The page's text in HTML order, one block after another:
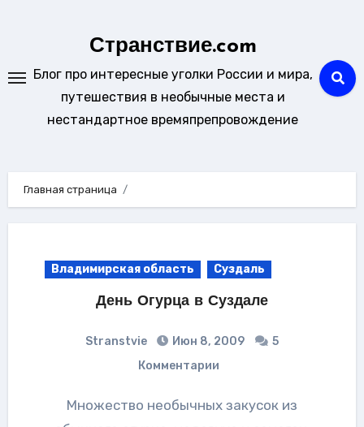
Странствие.com
Блог про интересные уголки России и мира,
путешествия в необычные места и
нестандартное времяпрепровождение
Главная страница
Владимирская область Суздаль
День Огурца в Суздале
Stranstvie Июн 8, 2009
5
Комментарии
Множество необычных закусок из